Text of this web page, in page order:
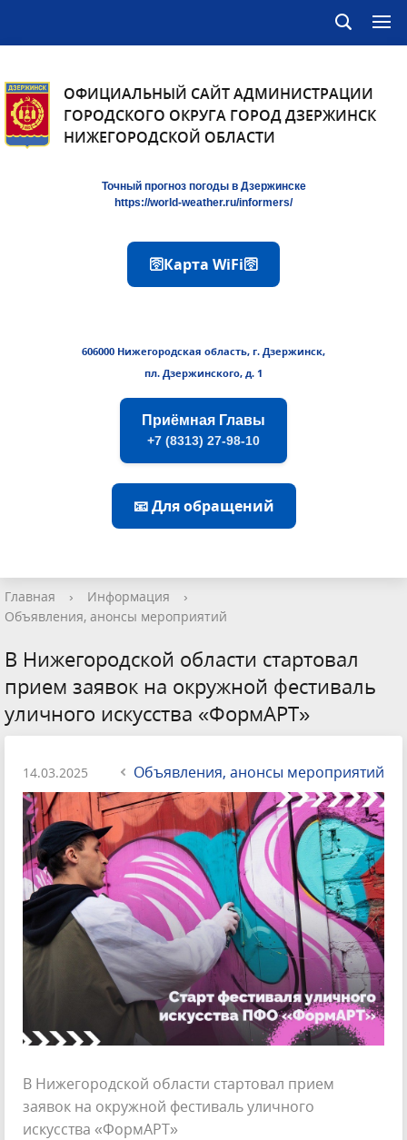
ОФИЦИАЛЬНЫЙ САЙТ АДМИНИСТРАЦИИ
ГОРОДСКОГО ОКРУГА ГОРОД ДЗЕРЖИНСК
НИЖЕГОРОДСКОЙ ОБЛАСТИ
Точный прогноз погоды в Дзержинске
https://world-weather.ru/informers/
🛜Карта WiFi🛜
606000 Нижегородская область, г. Дзержинск,
пл. Дзержинского, д. 1
Приёмная Главы
+7 (8313) 27-98-10
📧 Для обращений
Главная › Информация
›
Объявления, анонсы мероприятий
В Нижегородской области стартовал
прием заявок на окружной фестиваль
уличного искусства «ФормAРТ»
14.03.2025 Объявления, анонсы мероприятий
В Нижегородской области стартовал прием
заявок на окружной фестиваль уличного
искусства «ФормAРТ»